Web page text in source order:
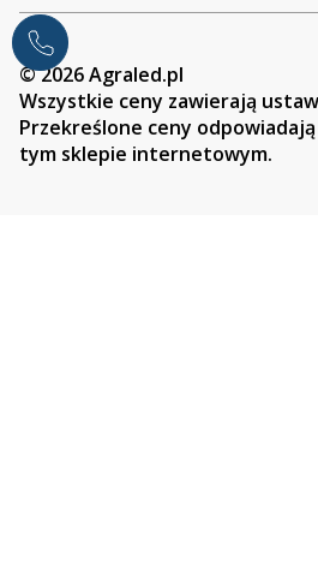
© 2026 Agraled.pl
Wszystkie ceny zawierają
Przekreślone ceny
tym sklepie internetowym.